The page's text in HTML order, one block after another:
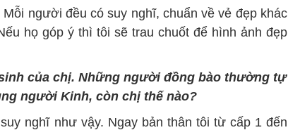
người đều có suy nghĩ, chuẩn về vẻ đẹp khác
họ góp ý thì tôi sẽ trau chuốt để hình ảnh đẹp
của chị. Những người đồng bào thường tự
người Kinh, còn chị thế nào?
nghĩ như vậy. Ngay bản thân tôi từ cấp 1 đến